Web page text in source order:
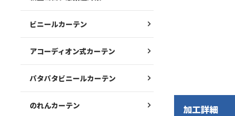
ビニールカーテン
アコーディオン式カーテン
パタパタビニールカーテン
のれんカーテン 加工詳細